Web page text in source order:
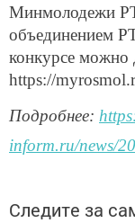
Минмолодежи
объединением
конкурсе можно
https://
Подробнее:
inform.ru/news/
Следите за